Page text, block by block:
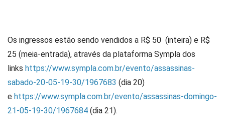
Os ingressos estão sendo vendidos a R$ 50 (inteira) e R$
25 (meia-entrada), através da plataforma Sympla dos
links https://www.sympla.com.br/evento/assassinas-
sabado-20-05-19-30/1967683 (dia 20)
e https://www.sympla.com.br/evento/assassinas-domingo-
21-05-19-30/1967684 (dia 21).